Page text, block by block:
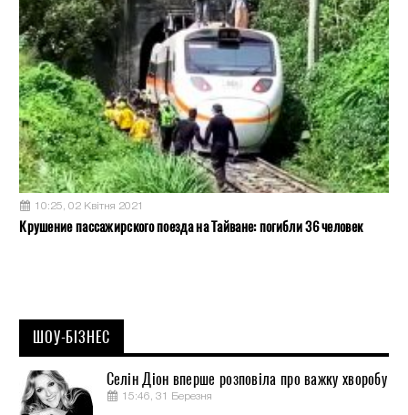
10:25, 02 Квітня 2021
Крушение пассажирского поезда на Тайване: погибли 36 человек
ШОУ-БІЗНЕС
Селін Діон вперше розповіла про важку хворобу
15:46, 31 Березня